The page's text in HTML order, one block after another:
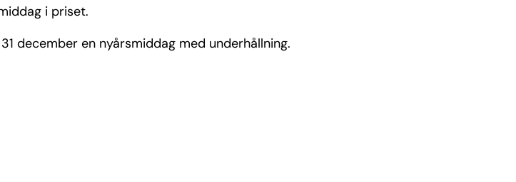
i priset.
december en nyårsmiddag med underhållning.